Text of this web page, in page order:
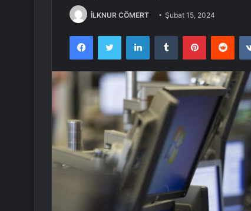
İLKNUR CÖMERT Şubat 15, 2024
FacebookTwitter LinkedInTumblr Pinterest